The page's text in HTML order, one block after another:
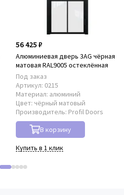
56 425 ₽
Алюминиевая дверь 3AG чёрная
матовая RAL9005 остеклённая
Под заказ
Артикул: 0215
Материал: алюминий
Цвет: чёрный матовый
Производитель: Profil Doors
В корзину
Купить в 1 клик